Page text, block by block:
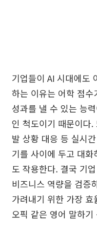
기업들이 AI 시대에도
하는 이유는 어학 점
성과를 낼 수 있는 능
인 척도이기 때문이다
발 상황 대응 등 실시
기를 사이에 두고 대
도 작용한다. 결국 기
비즈니스 역량을 검증
가려내기 위한 가장
오픽 같은 영어 말하